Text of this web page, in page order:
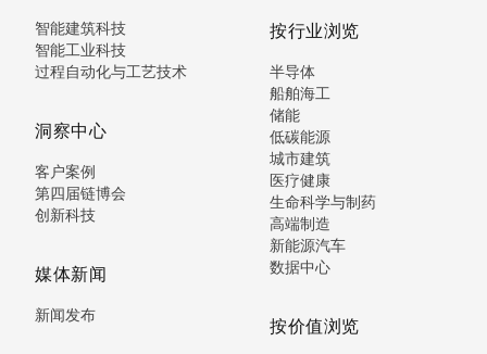
智能建筑科技
智能工业科技
过程自动化与工艺技术
洞察中心
客户案例
第四届链博会
创新科技
媒体新闻
新闻发布
按行业浏览
半导体
船舶海工
储能
低碳能源
城市建筑
医疗健康
生命科学与制药
高端制造
新能源汽车
数据中心
按价值浏览